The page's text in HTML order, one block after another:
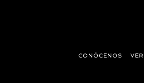
CONÓCENOS